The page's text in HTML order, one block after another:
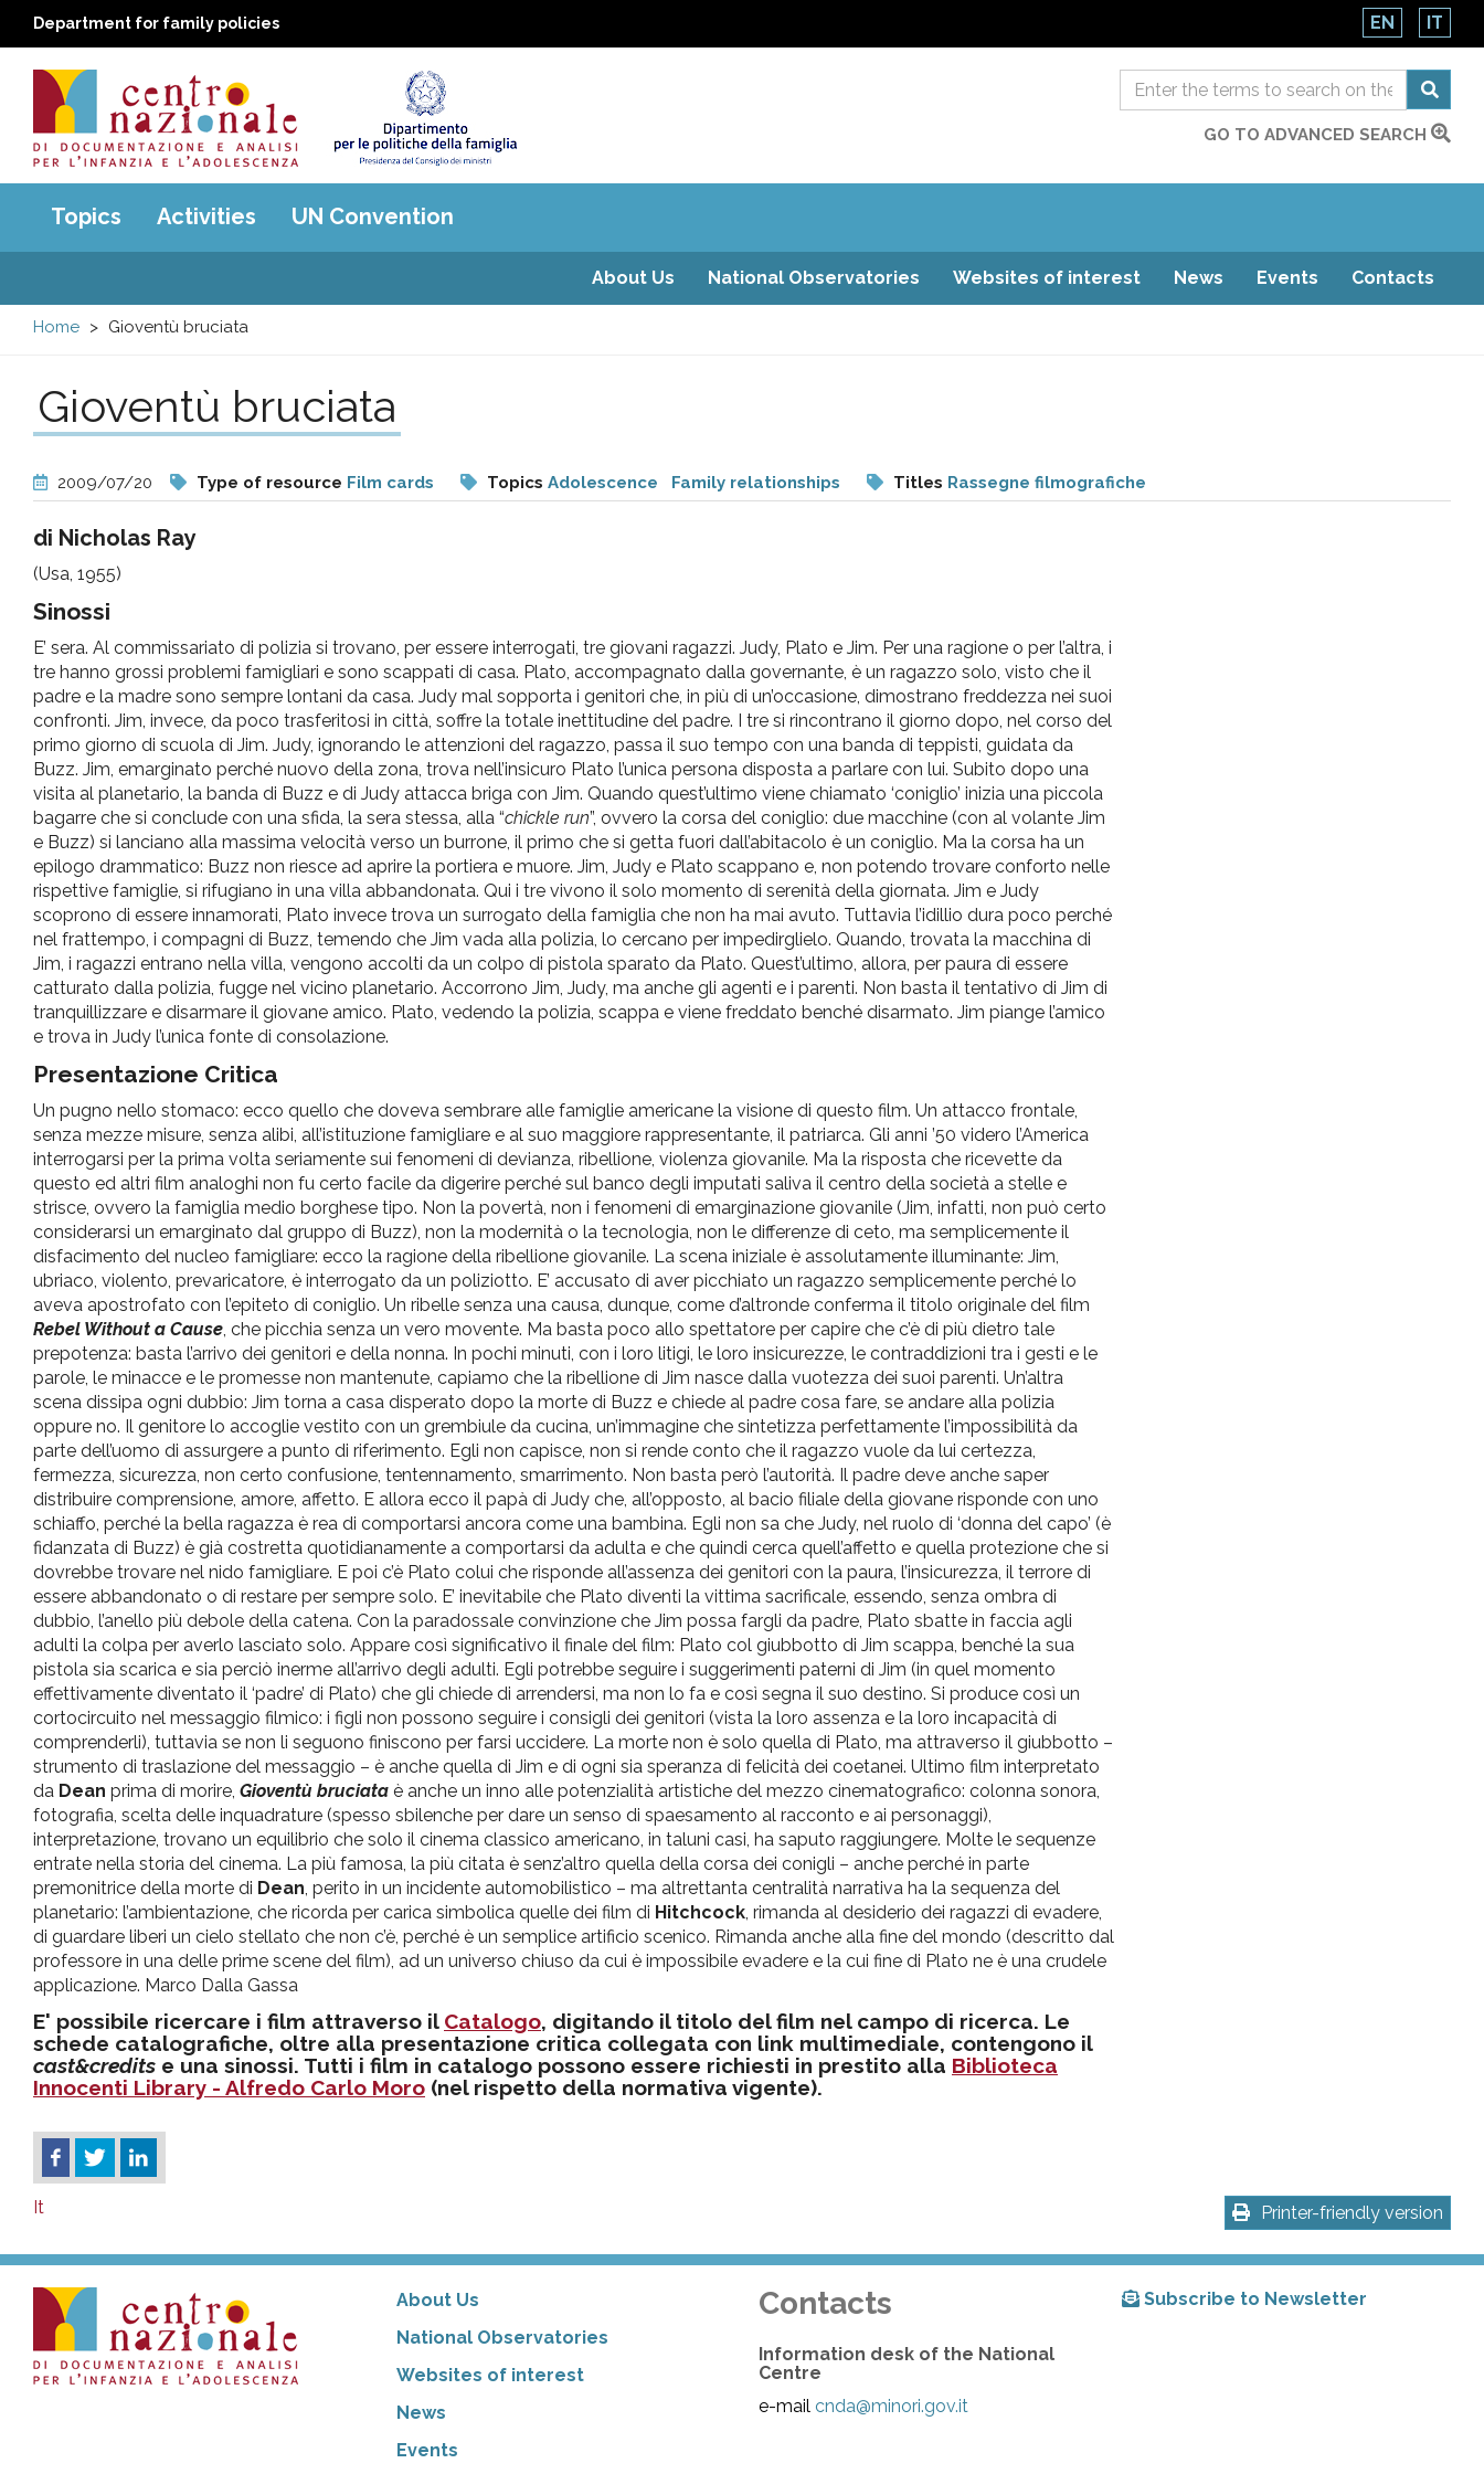
Department for family policies EN IT
Centro
nazionale
di
e
analisi
pr
l'infanzia
e
l'adolescenza
GO TO ADVANCED SEARCH
Main
menu
Topics Activities UN Convention
About Us National Observatories Websites of interest News Events Contacts
Home Gioventù bruciata
Gioventù bruciata
2009/07/20 Type of resource Film cards Topics Adolescence Family relationships Titles Rassegne filmografiche
di Nicholas Ray
(Usa, 1955)
Sinossi
E’ sera. Al commissariato di polizia si trovano, per essere interrogati, tre giovani ragazzi. Judy, Plato e Jim. Per una ragione o per l’altra, i
tre hanno grossi problemi famigliari e sono scappati di casa. Plato, accompagnato dalla governante, è un ragazzo solo, visto che il
padre e la madre sono sempre lontani da casa. Judy mal sopporta i genitori che, in più di un’occasione, dimostrano freddezza nei suoi
confronti. Jim, invece, da poco trasferitosi in città, soffre la totale inettitudine del padre. I tre si rincontrano il giorno dopo, nel corso del
primo giorno di scuola di Jim. Judy, ignorando le attenzioni del ragazzo, passa il suo tempo con una banda di teppisti, guidata da
Buzz. Jim, emarginato perché nuovo della zona, trova nell’insicuro Plato l’unica persona disposta a parlare con lui. Subito dopo una
visita al planetario, la banda di Buzz e di Judy attacca briga con Jim. Quando quest’ultimo viene chiamato ‘coniglio’ inizia una piccola
bagarre che si conclude con una sfida, la sera stessa, alla “chickle run”, ovvero la corsa del coniglio: due macchine (con al volante Jim
e Buzz) si lanciano alla massima velocità verso un burrone, il primo che si getta fuori dall’abitacolo è un coniglio. Ma la corsa ha un
epilogo drammatico: Buzz non riesce ad aprire la portiera e muore. Jim, Judy e Plato scappano e, non potendo trovare conforto nelle
rispettive famiglie, si rifugiano in una villa abbandonata. Qui i tre vivono il solo momento di serenità della giornata. Jim e Judy
scoprono di essere innamorati, Plato invece trova un surrogato della famiglia che non ha mai avuto. Tuttavia l’idillio dura poco perché
nel frattempo, i compagni di Buzz, temendo che Jim vada alla polizia, lo cercano per impedirglielo. Quando, trovata la macchina di
Jim, i ragazzi entrano nella villa, vengono accolti da un colpo di pistola sparato da Plato. Quest’ultimo, allora, per paura di essere
catturato dalla polizia, fugge nel vicino planetario. Accorrono Jim, Judy, ma anche gli agenti e i parenti. Non basta il tentativo di Jim di
tranquillizzare e disarmare il giovane amico. Plato, vedendo la polizia, scappa e viene freddato benché disarmato. Jim piange l’amico
e trova in Judy l’unica fonte di consolazione.
Presentazione Critica
Un pugno nello stomaco: ecco quello che doveva sembrare alle famiglie americane la visione di questo film. Un attacco frontale,
senza mezze misure, senza alibi, all’istituzione famigliare e al suo maggiore rappresentante, il patriarca. Gli anni ’50 videro l’America
interrogarsi per la prima volta seriamente sui fenomeni di devianza, ribellione, violenza giovanile. Ma la risposta che ricevette da
questo ed altri film analoghi non fu certo facile da digerire perché sul banco degli imputati saliva il centro della società a stelle e
strisce, ovvero la famiglia medio borghese tipo. Non la povertà, non i fenomeni di emarginazione giovanile (Jim, infatti, non può certo
considerarsi un emarginato dal gruppo di Buzz), non la modernità o la tecnologia, non le differenze di ceto, ma semplicemente il
disfacimento del nucleo famigliare: ecco la ragione della ribellione giovanile. La scena iniziale è assolutamente illuminante: Jim,
ubriaco, violento, prevaricatore, è interrogato da un poliziotto. E’ accusato di aver picchiato un ragazzo semplicemente perché lo
aveva apostrofato con l’epiteto di coniglio. Un ribelle senza una causa, dunque, come d’altronde conferma il titolo originale del film
Rebel Without a Cause , che picchia senza un vero movente. Ma basta poco allo spettatore per capire che c’è di più dietro tale
prepotenza: basta l’arrivo dei genitori e della nonna. In pochi minuti, con i loro litigi, le loro insicurezze, le contraddizioni tra i gesti e le
parole, le minacce e le promesse non mantenute, capiamo che la ribellione di Jim nasce dalla vuotezza dei suoi parenti. Un’altra
scena dissipa ogni dubbio: Jim torna a casa disperato dopo la morte di Buzz e chiede al padre cosa fare, se andare alla polizia
oppure no. Il genitore lo accoglie vestito con un grembiule da cucina, un’immagine che sintetizza perfettamente l’impossibilità da
parte dell’uomo di assurgere a punto di riferimento. Egli non capisce, non si rende conto che il ragazzo vuole da lui certezza,
fermezza, sicurezza, non certo confusione, tentennamento, smarrimento. Non basta però l’autorità. Il padre deve anche saper
distribuire comprensione, amore, affetto. E allora ecco il papà di Judy che, all’opposto, al bacio filiale della giovane risponde con uno
schiaffo, perché la bella ragazza è rea di comportarsi ancora come una bambina. Egli non sa che Judy, nel ruolo di ‘donna del capo’ (è
fidanzata di Buzz) è già costretta quotidianamente a comportarsi da adulta e che quindi cerca quell’affetto e quella protezione che si
dovrebbe trovare nel nido famigliare. E poi c’è Plato colui che risponde all’assenza dei genitori con la paura, l’insicurezza, il terrore di
essere abbandonato o di restare per sempre solo. E’ inevitabile che Plato diventi la vittima sacrificale, essendo, senza ombra di
dubbio, l’anello più debole della catena. Con la paradossale convinzione che Jim possa fargli da padre, Plato sbatte in faccia agli
adulti la colpa per averlo lasciato solo. Appare così significativo il finale del film: Plato col giubbotto di Jim scappa, benché la sua
pistola sia scarica e sia perciò inerme all’arrivo degli adulti. Egli potrebbe seguire i suggerimenti paterni di Jim (in quel momento
effettivamente diventato il ‘padre’ di Plato) che gli chiede di arrendersi, ma non lo fa e così segna il suo destino. Si produce così un
cortocircuito nel messaggio filmico: i figli non possono seguire i consigli dei genitori (vista la loro assenza e la loro incapacità di
comprenderli), tuttavia se non li seguono finiscono per farsi uccidere. La morte non è solo quella di Plato, ma attraverso il giubbotto –
strumento di traslazione del messaggio – è anche quella di Jim e di ogni sia speranza di felicità dei coetanei. Ultimo film interpretato
da Dean prima di morire, Gioventù bruciata è anche un inno alle potenzialità artistiche del mezzo cinematografico: colonna sonora,
fotografia, scelta delle inquadrature (spesso sbilenche per dare un senso di spaesamento al racconto e ai personaggi),
interpretazione, trovano un equilibrio che solo il cinema classico americano, in taluni casi, ha saputo raggiungere. Molte le sequenze
entrate nella storia del cinema. La più famosa, la più citata è senz’altro quella della corsa dei conigli – anche perché in parte
premonitrice della morte di Dean , perito in un incidente automobilistico – ma altrettanta centralità narrativa ha la sequenza del
planetario: l’ambientazione, che ricorda per carica simbolica quelle dei film di Hitchcock , rimanda al desiderio dei ragazzi di evadere,
di guardare liberi un cielo stellato che non c’è, perché è un semplice artificio scenico. Rimanda anche alla fine del mondo (descritto dal
professore in una delle prime scene del film), ad un universo chiuso da cui è impossibile evadere e la cui fine di Plato ne è una crudele
applicazione. Marco Dalla Gassa
E' possibile ricercare i film attraverso il Catalogo, digitando il titolo del film nel campo di ricerca. Le
schede catalografiche, oltre alla presentazione critica collegata con link multimediale, contengono il
cast&credits e una sinossi. Tutti i film in catalogo possono essere richiesti in prestito alla Biblioteca
Innocenti Library - Alfredo Carlo Moro (nel rispetto della normativa vigente).
Printer-friendly version
It
About Us
National Observatories
Websites of interest
News
Events
Contacts
Information desk of the National
Centre
e-mailcnda@minori.gov.it
Subscribe to Newsletter